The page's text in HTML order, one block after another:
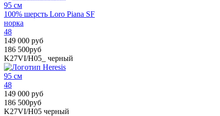
95 см
100% шерсть Loro Piana SF
норка
48
149 000 руб
186 500руб
K27VI/H05_
черный
95 см
48
149 000 руб
186 500руб
K27VI/H05 черный